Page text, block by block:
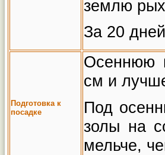
землю
За 20
Подготовка к
посадке
Осеннюю
см и
Под
золы на
мельче,